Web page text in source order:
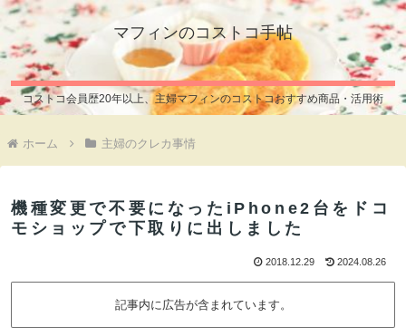
マフィンのコストコ手帖
コストコ会員歴20年以上、主婦マフィンのコストコおすすめ商品・活用術
ホーム 主婦のクレカ事情
機種変更で不要になったiPhone2台をドコ
モショップで下取りに出しました
2018.12.29 2024.08.26
記事内に広告が含まれています。